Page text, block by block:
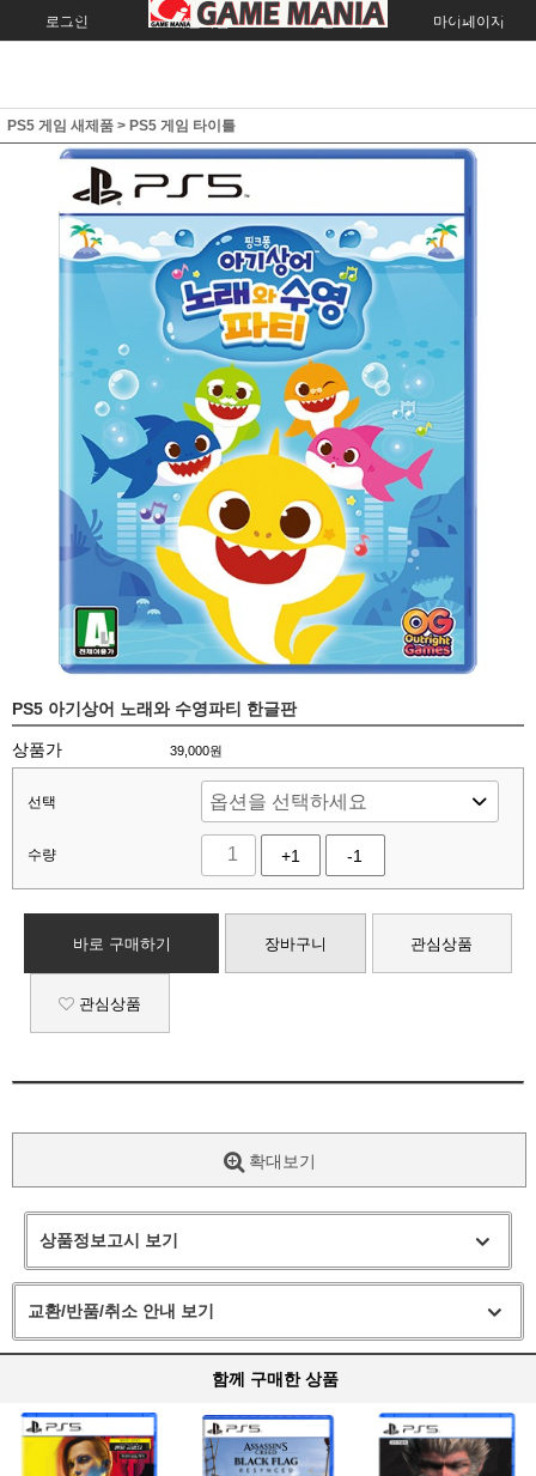
로그인 회원가입 주문조회 마이페이지
PS5 게임 새제품 > PS5 게임 타이틀
PS5 아기상어 노래와 수영파티 한글판
상품가 39,000원
선택
수량 +1 -1
바로 구매하기 장바구니 관심상품
관심상품
확대보기
상품정보고시 보기
교환/반품/취소 안내 보기
함께 구매한 상품